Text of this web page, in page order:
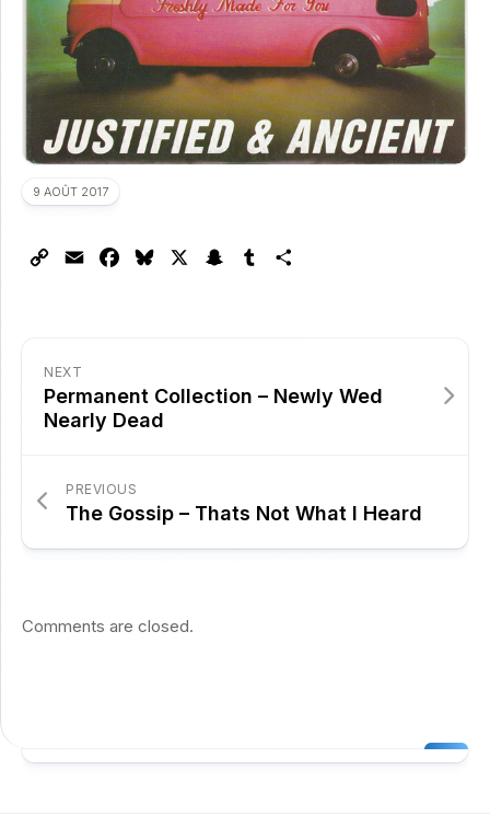
9 AOÛT 2017
Copy Email FacebookBluesky Snapchat
Tumblr
NEXT
Permanent Collection – Newly Wed
Nearly Dead
PREVIOUS
The Gossip – Thats Not What I Heard
Comments are closed.